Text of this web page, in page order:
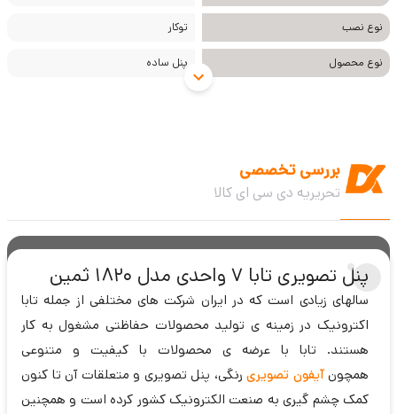
نوع نصب توکار
نوع محصول پنل ساده
بررسی تخصصی
تحریریه دی سی ای کالا
پنل تصویری تابا 7 واحدی مدل 1820 ثمین
سالهای زیادی است که در ایران شرکت های مختلفی از جمله تابا
اکترونیک در زمینه ی تولید محصولات حفاظتی مشغول به کار
هستند. تابا با عرضه ی محصولات با کیفیت و متنوعی
همچونآیفون تصویری رنگی، پنل تصویری و متعلقات آن تا کنون
کمک چشم گیری به صنعت الکترونیک کشور کرده است و همچنین